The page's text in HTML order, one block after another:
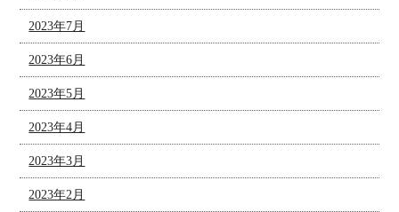
2023年7月
2023年6月
2023年5月
2023年4月
2023年3月
2023年2月